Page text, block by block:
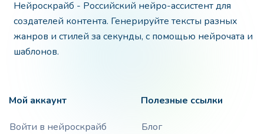
Нейроскрайб - Российский нейро-ассистент для
создателей контента. Генерируйте тексты разных
жанров и стилей за секунды, с помощью нейрочата и
шаблонов.
Мой аккаунт
Войти в нейроскрайб
Полезные ссылки
Блог